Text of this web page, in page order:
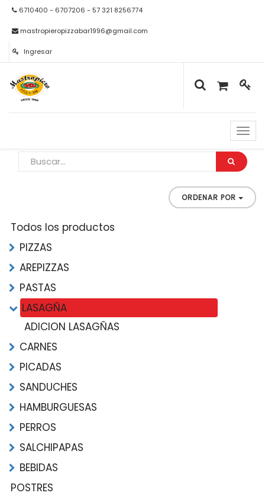
6710400 - 6707206 - 57 321 8256774
mastropieropizzabar1996@gmail.com
Ingresar
de
ORDENAR POR
Todos los productos
PIZZAS
AREPIZZAS
PASTAS
LASAGÑA
ADICION LASAGÑAS
CARNES
PICADAS
SANDUCHES
HAMBURGUESAS
PERROS
SALCHIPAPAS
BEBIDAS
POSTRES